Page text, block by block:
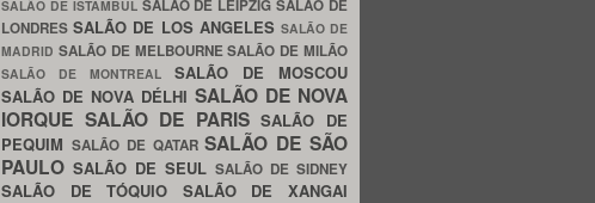
SALÃO DE ISTAMBUL SALÃO DE LEIPZIGSALÃO DE
LONDRESSALÃO DE LOS ANGELES SALÃO DE
MADRID SALÃO DE MELBOURNESALÃO DE MILÃO
SALÃO DE MONTREAL SALÃO DE MOSCOU
SALÃO DE NOVA DÉLHI SALÃO DE NOVA
IORQUE SALÃO DE PARISSALÃO DE
PEQUIM SALÃO DE QATARSALÃO DE SÃO
PAULO SALÃO DE SEUL SALÃO DE SIDNEY
SALÃO DE TÓQUIO SALÃO DE XANGAI